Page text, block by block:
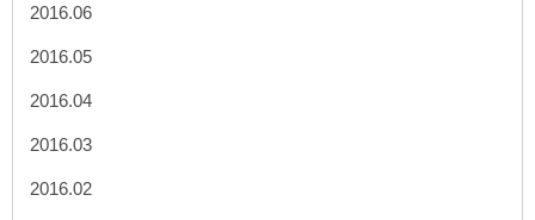
2016.06
2016.05
2016.04
2016.03
2016.02